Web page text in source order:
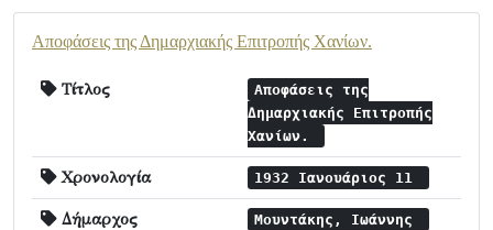
Αποφάσεις της Δημαρχιακής Επιτροπής Χανίων.
Τίτλος
Αποφάσεις της
Δημαρχιακής Επιτροπής
Χανίων.
Χρονολογία 1932 Ιανουάριος 11
Δήμαρχος Μουντάκης, Ιωάννης